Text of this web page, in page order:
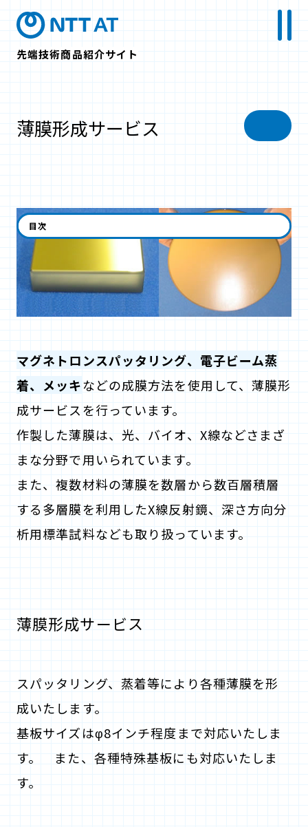
先端技術商品紹介サイト
薄膜形成サービス
マグネトロンスパッタリング、電子ビーム蒸
着、メッキなどの成膜方法を使用して、薄膜形
成サービスを行っています。
作製した薄膜は、光、バイオ、X線などさまざ
まな分野で用いられています。
また、複数材料の薄膜を数層から数百層積層
する多層膜を利用したX線反射鏡、深さ方向分
析用標準試料なども取り扱っています。
薄膜形成サービス
スパッタリング、蒸着等により各種薄膜を形
成いたします。
基板サイズはφ8インチ程度まで対応いたしま
す。 また、各種特殊基板にも対応いたしま
す。
目次